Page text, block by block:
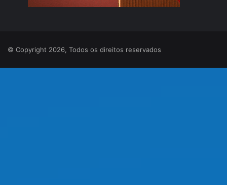
© Copyright 2026, Todos os direitos reservados